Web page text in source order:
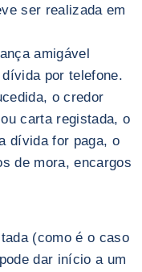
ser realizada em
amigável
por telefone.
o credor
carta registada, o
dívida for paga, o
de mora, encargos
(como é o caso
dar início a um